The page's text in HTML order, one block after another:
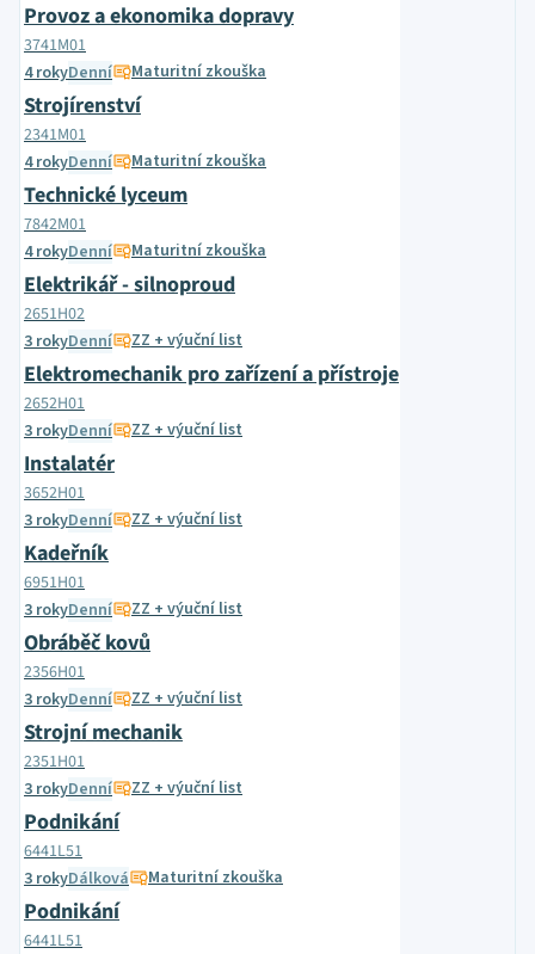
Provoz a ekonomika dopravy
3741M01
4 rokyDenní Maturitní zkouška
Strojírenství
2341M01
4 rokyDenní Maturitní zkouška
Technické lyceum
7842M01
4 rokyDenní Maturitní zkouška
Elektrikář - silnoproud
2651H02
3 rokyDenní ZZ + výuční list
Elektromechanik pro zařízení a přístroje
2652H01
3 rokyDenní ZZ + výuční list
Instalatér
3652H01
3 rokyDenní ZZ + výuční list
Kadeřník
6951H01
3 rokyDenní ZZ + výuční list
Obráběč kovů
2356H01
3 rokyDenní ZZ + výuční list
Strojní mechanik
2351H01
3 rokyDenní ZZ + výuční list
Podnikání
6441L51
3 rokyDálková Maturitní zkouška
Podnikání
6441L51